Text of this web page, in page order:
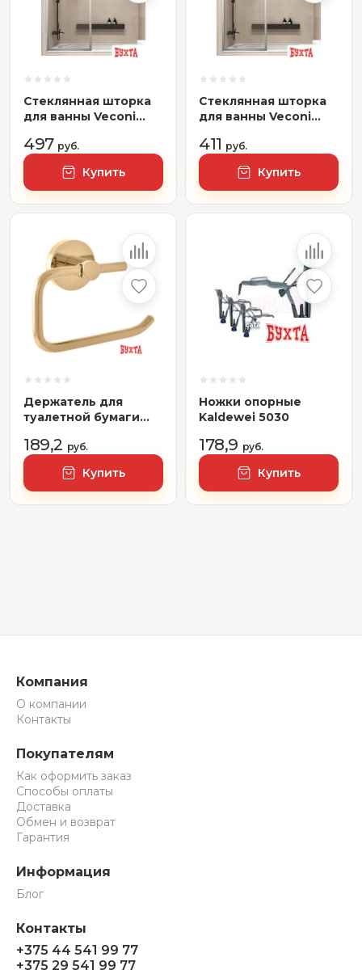
Стеклянная шторка
для ванны Veconi
(стекло прозрачное/
хром)
497 руб.
Купить
Стеклянная шторка
для ванны Veconi
(стекло прозрачное/
хром)
411 руб.
Купить
Держатель для
туалетной бумаги
COA0401Z
189,2 руб.
Купить
Ножки опорные
Kaldewei 5030
178,9 руб.
Купить
Компания
О компании
Контакты
Покупателям
Как оформить заказ
Способы оплаты
Доставка
Обмен и возврат
Гарантия
Информация
Блог
Контакты
+375 44 541 99 77
+375 29 541 99 77